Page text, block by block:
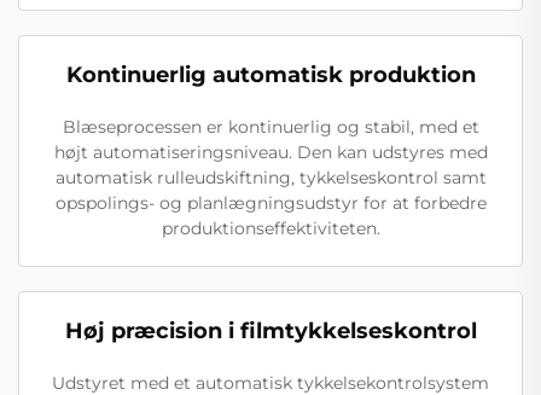
Kontinuerlig automatisk produktion
Blæseprocessen er kontinuerlig og stabil, med et
højt automatiseringsniveau. Den kan udstyres med
automatisk rulleudskiftning, tykkelseskontrol samt
opspolings- og planlægningsudstyr for at forbedre
produktionseffektiviteten.
Høj præcision i filmtykkelseskontrol
Udstyret med et automatisk tykkelsekontrolsystem